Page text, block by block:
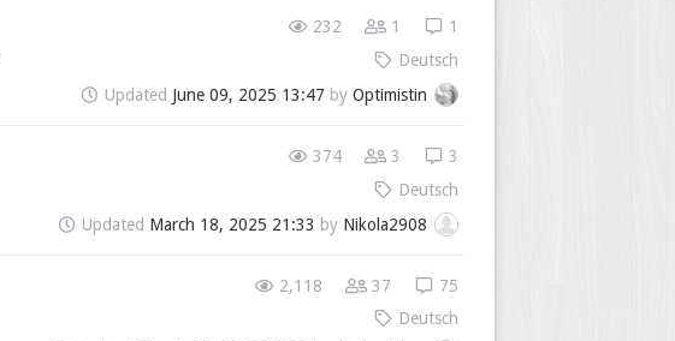
232 1
1
Deutsch
Updated June 09, 2025 13:47 by Optimistin
374 3
3
Deutsch
Updated March 18, 2025 21:33 by Nikola2908
2,118 37
75
Deutsch